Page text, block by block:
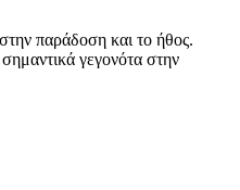
παράδοση και το ήθος.
γεγονότα στην